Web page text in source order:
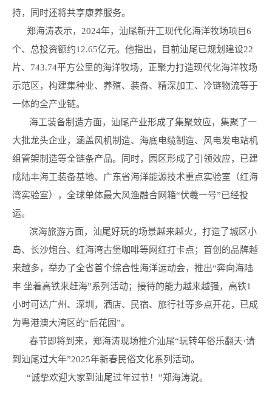
持，同时还将共享康养服务。
郑海涛表示，2024年，汕尾新开工现代化海洋牧场项目6
个、总投资额约12.65亿元。他指出，目前汕尾已规划建设22
片、743.74平方公里的海洋牧场，正聚力打造现代化海洋牧场
示范区，构建集种业、养殖、装备、精深加工、冷链物流等于
一体的全产业链。
海工装备制造方面，汕尾产业形成了集聚效应，集聚了一
大批龙头企业，涵盖风机制造、海底电缆制造、风电发电站机
组管架制造等全链条产品。同时，园区形成了引领效应，已建
成陆丰海工装备基地、广东省海洋能源技术重点实验室（红海
湾实验室），全球单体最大风渔融合网箱“伏羲一号”已经投
运。
滨海旅游方面，汕尾好玩的场景越来越火，打造了城区小
岛、长沙炮台、红海湾古堡咖啡等网红打卡点；首创的品牌越
来越多，举办了全省首个综合性海洋运动会，推出“奔向海陆
丰 坐着高铁来赶海”系列活动；接待的能力越来越强，高铁1
小时可达广州、深圳，酒店、民宿、旅行社等多点开花，已成
为粤港澳大湾区的“后花园”。
春节即将到来，郑海涛现场推介汕尾“玩转年俗乐翻天·请
到汕尾过大年”2025年新春民俗文化系列活动。
“诚挚欢迎大家到汕尾过年过节！”郑海涛说。